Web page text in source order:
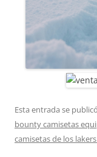
Esta entrada se
bounty camisetas
camisetas de los